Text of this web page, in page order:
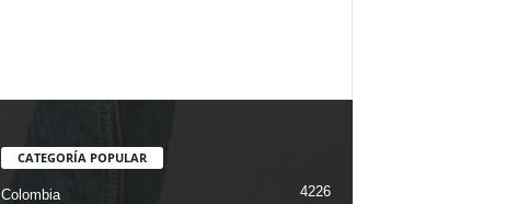
CATEGORÍA POPULAR
Colombia 4226